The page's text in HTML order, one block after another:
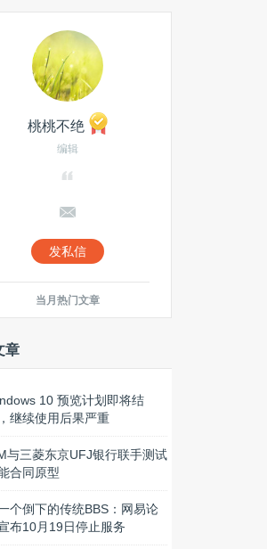
桃桃不绝
编辑
发私信
当月热门文章
章
10 预览计划即将结
继续使用后果严重
与三菱东京UFJ银行联手测试
合同原型
个倒下的传统BBS：网易论
布10月19日停止服务